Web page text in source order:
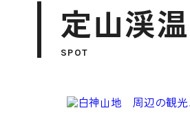
定山渓
SPOT